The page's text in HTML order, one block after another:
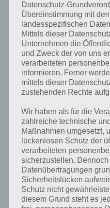
Einfache Steuerung,
Auch mit der Zeit macht Cows Vs
ihr verschiedenste Aufgaben
So gilt es bspw. alle Tische zu
einzusammeln oder zu aktivieren.
Die Steuerung ist hierbei mehr
Entsprechend kommt es lediglich
an, um in Cows Vs Sheep zu
Trailer Video zu Cows
Einen guten Eindruck vom
nachfolgende Trailer Video von
Datenschutz-
Übereinstimmung mit
landesspezifischen
Mittels dieser
Unternehmen die
und Zweck der von uns
verarbeiteten
informieren. Ferner
mittels dieser
zustehenden Rechte
Wir haben als für die
zahlreiche technische
Maßnahmen umgesetzt,
lückenlosen Schutz der
verarbeiteten
sicherzustellen.
Datenübertragungen
Sicherheitslücken
Schutz nicht
diesem Grund steht es